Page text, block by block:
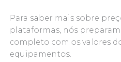
Para saber mais sobre
plataformas, nós
completo com os valores
equipamentos.